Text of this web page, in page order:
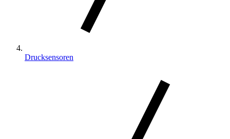
Drucksensoren